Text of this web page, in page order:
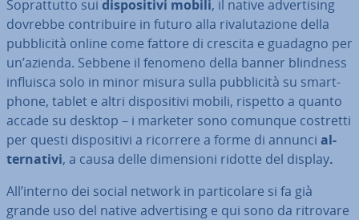
So­prat­tut­to sui di­spo­si­ti­vi mobili, il native ad­ver­ti­sing
dovrebbe con­tri­bui­re in futuro alla ri­va­lu­ta­zio­ne della
pub­bli­ci­tà online come fattore di crescita e guadagno per
un’azienda. Sebbene il fenomeno della banner blindness
influisca solo in minor misura sulla pub­bli­ci­tà su smart­
pho­ne, tablet e altri di­spo­si­ti­vi mobili, rispetto a quanto
accade su desktop – i marketer sono comunque costretti
per questi di­spo­si­ti­vi a ricorrere a forme di annunci al­
ter­na­ti­vi, a causa delle di­men­sio­ni ridotte del display.
All’interno dei social network in par­ti­co­la­re si fa già
grande uso del native ad­ver­ti­sing e qui sono da ritrovare